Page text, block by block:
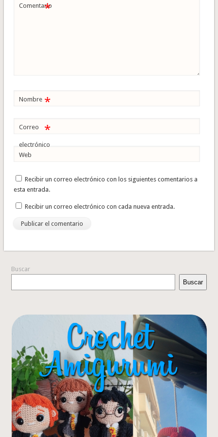
Comentario
*
Nombre *
Correo
electrónico
*
Web
Recibir un correo electrónico con los siguientes comentarios a
esta entrada.
Recibir un correo electrónico con cada nueva entrada.
Buscar
Buscar